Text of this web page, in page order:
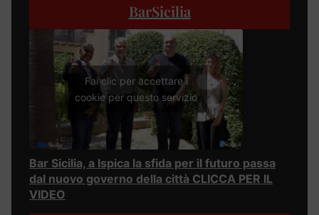
BarSicilia
Fai clic per accettare i
cookie per questo servizio
Bar Sicilia, a Ispica la sfida per il futuro passa
dal nuovo governo della città CLICCA PER IL
VIDEO